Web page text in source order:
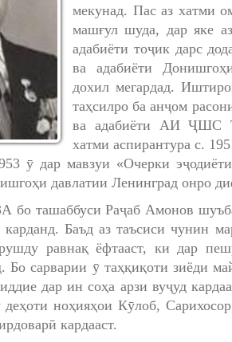
мекунад. Пас аз хатми
машғул шуда, дар яке
адабиёти тоҷик дарс
ва адабиёти
дохил мегардад.
таҳсилро ба анҷом
ва адабиёти АИ ҶШС
хатми аспирантура с.
ӯ дар мавзуи «Очерки
давлатии Ленинград онро
бо ташаббуси Раҷаб Амонов
Баъд аз таъсиси чунин
равнақ ёфтааст, ки дар
Бо сарварии ӯ таҳқиқоти зиёди
дар ин соҳа арзи вуҷуд
ноҳияҳои Кӯлоб,
кардааст.